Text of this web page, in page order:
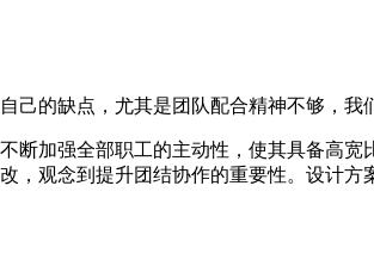
的缺点，尤其是团队配合精神不够，我
断加强全部职工的主动性，使其具备高
观念到提升团结协作的重要性。设计